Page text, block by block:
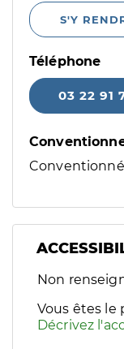
S'Y
Téléphone
03 22 91
Filtres
Sélectionnez
Non
Vous êtes le
Décrivez